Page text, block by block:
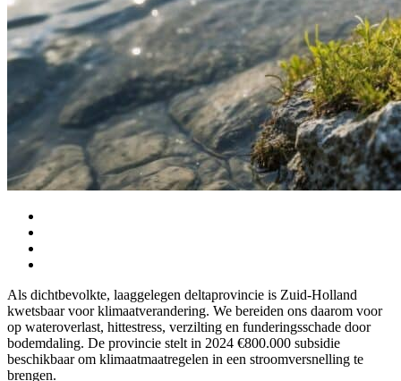
Als dichtbevolkte, laaggelegen deltaprovincie is Zuid-Holland
kwetsbaar voor klimaatverandering. We bereiden ons daarom voor
op wateroverlast, hittestress, verzilting en funderingsschade door
bodemdaling. De provincie stelt in 2024 €800.000 subsidie
beschikbaar om klimaatmaatregelen in een stroomversnelling te
brengen.